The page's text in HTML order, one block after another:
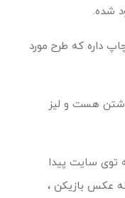
شده.
داره که طرح مورد
هست و لیز
توی سایت پیدا
عکس بازیکن ،